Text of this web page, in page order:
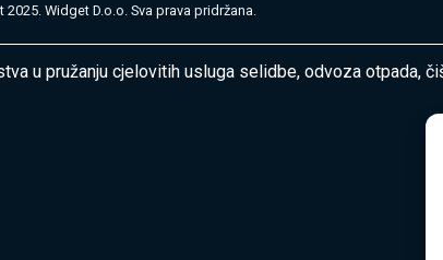
Widget D.o.o. Sva prava pridržana.
u pružanju cjelovitih usluga selidbe, odvoza otpada,